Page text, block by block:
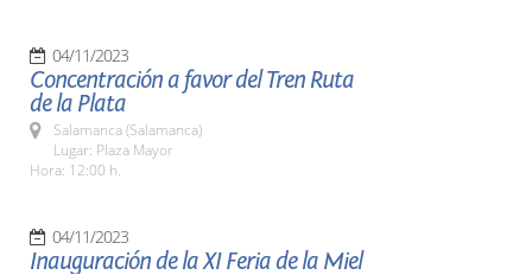
04/11/2023
Concentración a favor del Tren Ruta
de la Plata
Salamanca (Salamanca)
Lugar: Plaza Mayor
Hora: 12:00 h.
04/11/2023
Inauguración de la XI Feria de la Miel